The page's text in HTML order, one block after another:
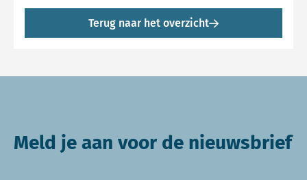
Terug naar het overzicht
Meld je aan voor de nieuwsbrief